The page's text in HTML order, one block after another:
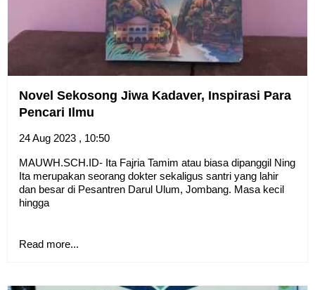
Novel Sekosong Jiwa Kadaver, Inspirasi Para
Pencari Ilmu
24 Aug 2023 , 10:50
MAUWH.SCH.ID- Ita Fajria Tamim atau biasa dipanggil Ning
Ita merupakan seorang dokter sekaligus santri yang lahir
dan besar di Pesantren Darul Ulum, Jombang. Masa kecil
hingga
Read more...